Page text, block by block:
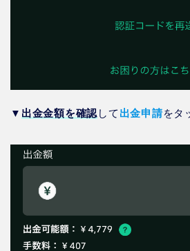
▼ 出金金額を確認 して 出金申請をタ